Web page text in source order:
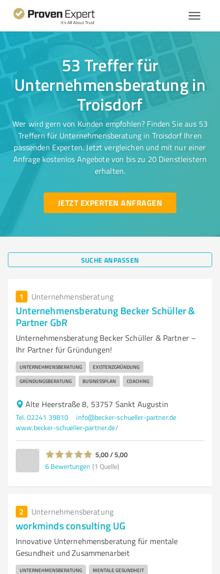
53 Treffer für
Unternehmensberatung in
Troisdorf
Wer wird gern von Kunden empfohlen? Finden Sie aus 53
Treffern für Unternehmensberatung in Troisdorf Ihren
passenden Experten. Jetzt vergleichen und mit nur einer
Anfrage kostenlos Angebote von bis zu 20 Dienstleistern
erhalten.
JETZT EXPERTEN ANFRAGEN
SUCHE ANPASSEN
1 Unternehmensberatung
Unternehmensberatung Becker Schüller &
Partner GbR
Unternehmensberatung Becker Schüller & Partner –
Ihr Partner für Gründungen!
UNTERNEHMENSBERATUNG EXISTENZGRÜNDUNG
GRÜNDUNGSBERATUNG BUSINESSPLAN COACHING
Alte Heerstraße 8, 53757 Sankt Augustin
Tel. 02241 39810
info@becker-schueller-partner.de
www.becker-schueller-partner.de/
5,00 / 5,00
6 Bewertungen (1 Quelle)
2 Unternehmensberatung
workminds consulting UG
Innovative Unternehmensberatung für mentale
Gesundheit und Zusammenarbeit
UNTERNEHMENSBERATUNG MENTALE GESUNDHEIT